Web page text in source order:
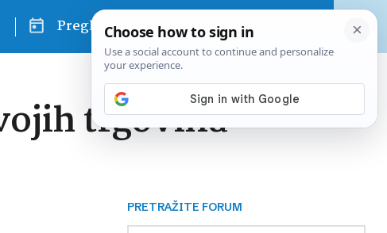
Pregled dana
trgovina
PRETRAŽITE FORUM